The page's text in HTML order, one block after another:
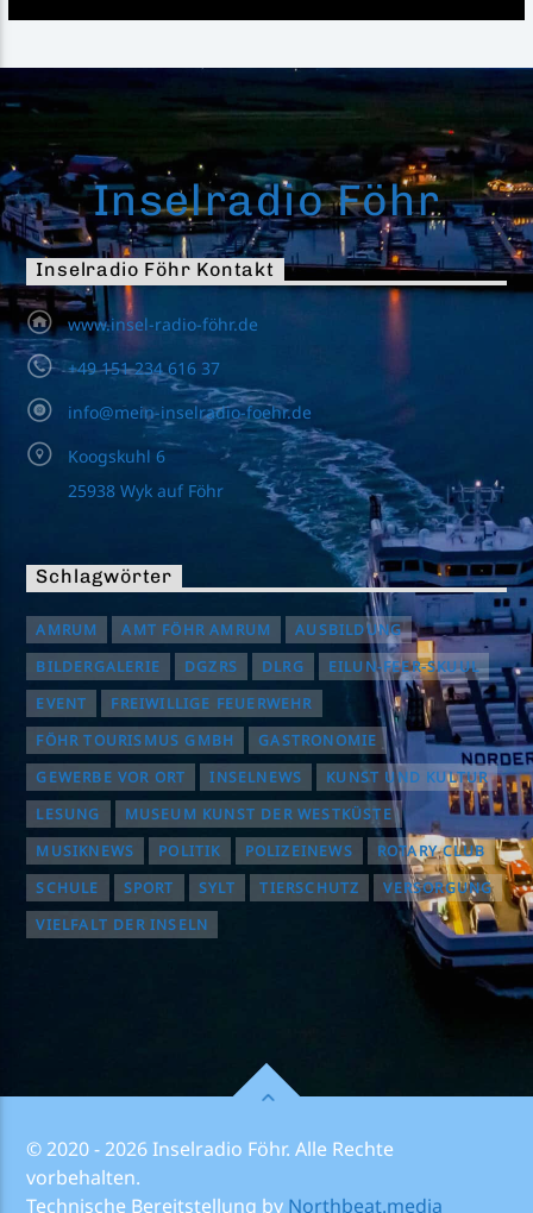
Inselradio Föhr
Inselradio Föhr Kontakt
www.insel-radio-föhr.de
+49 151 234 616 37
info@mein-inselradio-foehr.de
Koogskuhl 6
25938 Wyk auf Föhr
Schlagwörter
AMRUM AMT FÖHR AMRUM
AUSBILDUNG
BILDERGALERIE
DGZRS DLRG
EILUN-FEER-SKUUL
EVENT
FREIWILLIGE FEUERWEHR
FÖHR TOURISMUS GMBH
GASTRONOMIE
GEWERBE VOR ORT
INSELNEWS
KUNST UND KULTUR
LESUNG
MUSEUM KUNST DER WESTKÜSTE
MUSIKNEWS
POLITIK POLIZEINEWS
ROTARY CLUB
SCHULE
SPORT SYLT TIERSCHUTZ
VERSORGUNG
VIELFALT DER INSELN
© 2020 - 2026 Inselradio Föhr. Alle Rechte
vorbehalten.
Technische Bereitstellung by Northbeat.media